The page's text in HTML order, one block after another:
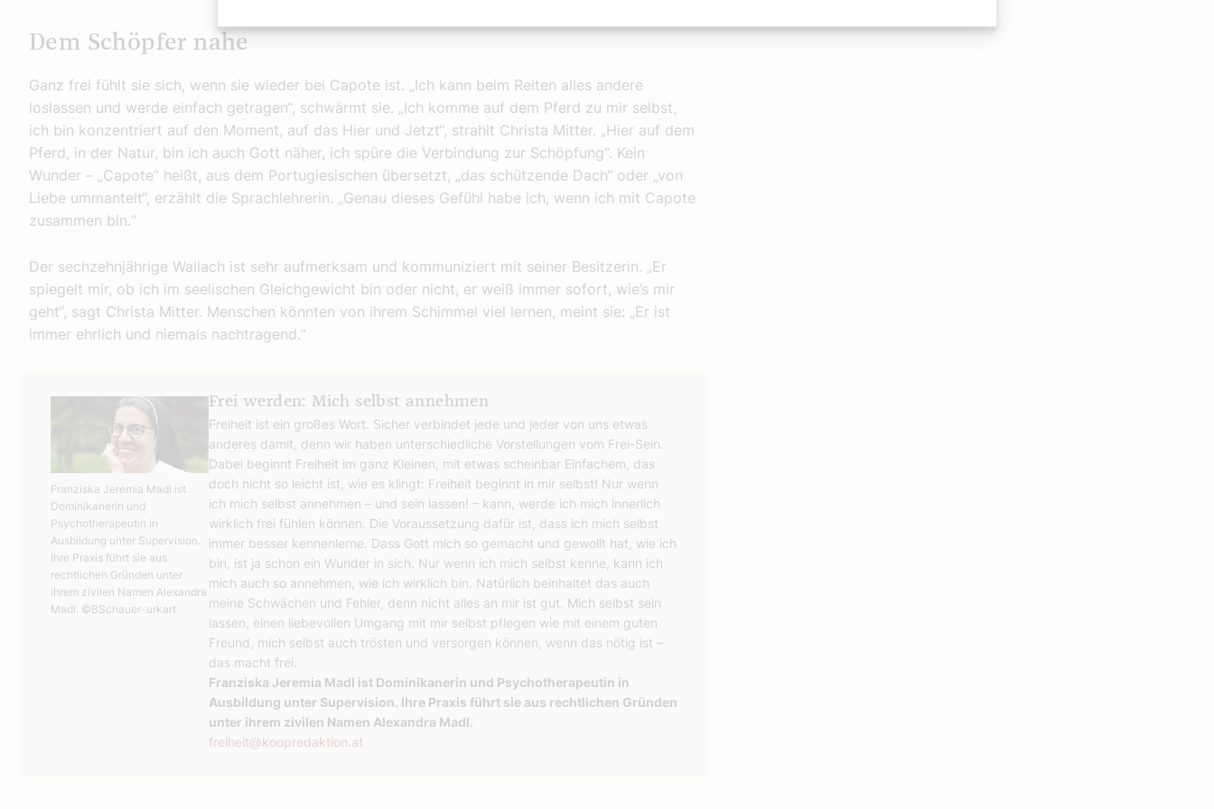
Dem Schöpfer nahe
Ganz frei fühlt sie sich, wenn sie wieder bei Capote ist. „Ich kann beim Reiten alles andere
loslassen und werde einfach getragen“, schwärmt sie. „Ich komme auf dem Pferd zu mir selbst,
ich bin konzentriert auf den Moment, auf das Hier und Jetzt“, strahlt Christa Mitter. „Hier auf dem
Pferd, in der Natur, bin ich auch Gott näher, ich spüre die Verbindung zur Schöpfung“. Kein
Wunder – „Capote“ heißt, aus dem Portugiesischen übersetzt, „das schützende Dach“ oder „von
Liebe ummantelt“, erzählt die Sprachlehrerin. „Genau dieses Gefühl habe ich, wenn ich mit Capote
zusammen bin.“
Der sechzehnjährige Wallach ist sehr aufmerksam und kommuniziert mit seiner Besitzerin. „Er
spiegelt mir, ob ich im seelischen Gleichgewicht bin oder nicht, er weiß immer sofort, wie’s mir
geht“, sagt Christa Mitter. Menschen könnten von ihrem Schimmel viel lernen, meint sie: „Er ist
immer ehrlich und niemals nachtragend.“
Franziska Jeremia Madl ist
Dominikanerin und
Psychotherapeutin in
Ausbildung unter Supervision.
Ihre Praxis führt sie aus
rechtlichen Gründen unter
ihrem zivilen Namen Alexandra
Madl. ©BSchauer-urkart
Frei werden: Mich selbst annehmen
Freiheit ist ein großes Wort. Sicher verbindet jede und jeder von uns etwas
anderes damit, denn wir haben unterschiedliche Vorstellungen vom Frei-Sein.
Dabei beginnt Freiheit im ganz Kleinen, mit etwas scheinbar Einfachem, das
doch nicht so leicht ist, wie es klingt: Freiheit beginnt in mir selbst! Nur wenn
ich mich selbst annehmen – und sein lassen! – kann, werde ich mich innerlich
wirklich frei fühlen können. Die Voraussetzung dafür ist, dass ich mich selbst
immer besser kennenlerne. Dass Gott mich so gemacht und gewollt hat, wie ich
bin, ist ja schon ein Wunder in sich. Nur wenn ich mich selbst kenne, kann ich
mich auch so annehmen, wie ich wirklich bin. Natürlich beinhaltet das auch
meine Schwächen und Fehler, denn nicht alles an mir ist gut. Mich selbst sein
lassen, einen liebevollen Umgang mit mir selbst pflegen wie mit einem guten
Freund, mich selbst auch trösten und versorgen können, wenn das nötig ist –
das macht frei.
Franziska Jeremia Madl ist Dominikanerin und Psychotherapeutin in
Ausbildung unter Supervision. Ihre Praxis führt sie aus rechtlichen Gründen
unter ihrem zivilen Namen Alexandra Madl.
freiheit@koopredaktion.at